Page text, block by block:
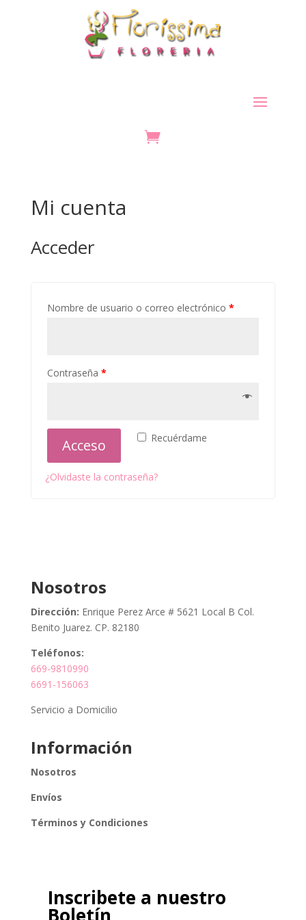

Mi cuenta
Acceder
Nombre de usuario o correo electrónico *
Contraseña *
Recuérdame
Acceso
¿Olvidaste la contraseña?
Nosotros
Dirección: Enrique Perez Arce # 5621 Local B Col.
Benito Juarez. CP. 82180
Teléfonos:
669-9810990
6691-156063
Servicio a Domicilio
Información
Nosotros
Envíos
Términos y Condiciones
Inscribete a nuestro
Boletín